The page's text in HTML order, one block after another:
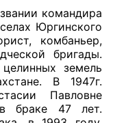
условийкомандира
Юргинского
комбаньер,
бригады.
земель
В 1947г.
Павловне
в браке 47 лет.